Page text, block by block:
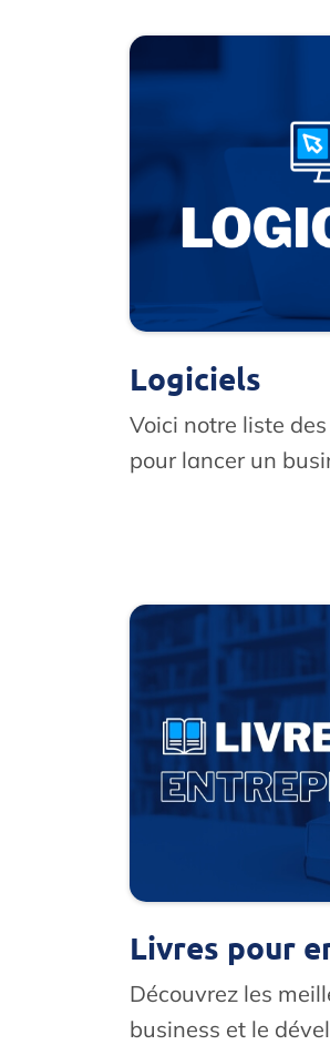
Logiciels
Voici notre liste
pour lancer un
Livres pour
Découvrez les
business et le